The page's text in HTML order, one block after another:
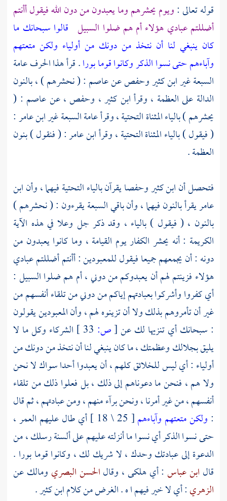
قوله تعالى :ويوم يحشرهم وما يعبدون من دون الله فيقول أأنتم
أضللتم عبادي هؤلاء أم هم ضلوا السبيل قالوا سبحانك ما
كان ينبغي لنا أن نتخذ من دونك من أولياء ولكن متعتهم
وآباءهم حتى نسوا الذكر وكانوا قوما بورا. قرأ هذا الحرف عامة
السبعة غيرابن كثيروحفصعنعاصم : ( نحشرهم ) ، بالنون
الدالة على العظمة ، وقرأابن كثير، وحفص، عنعاصم : (
يحشرهم ) بالياء المثناة التحتية ، وقرأ عامة السبعة غيرابن عامر:
( فيقول ) بالياء المثناة التحتية ، وقرأابن عامر: ( فنقول ) بنون
العظمة .
فتحصل أنابن كثيروحفصايقرآن بالياء التحتية فيهما ، وأنابن
عامريقرأ بالنون فيهما ، وأن باقي السبعة يقرءون : ( نحشرهم )
بالنون ، ( فيقول ) بالياء ، وقد ذكر جل وعلا في هذه الآية
الكريمة : أنه يحشر الكفار يوم القيامة ، وما كانوا يعبدون من
دونه : أن يجمعهم جميعا فيقول للمعبودين : أأنتم أضللتم عبادي
هؤلاء فزينتم لهم أن يعبدوكم من دوني ، أم هم ضلوا السبيل :
أي كفروا وأشركوا بعبادتهم إياكم من دوني من تلقاء أنفسهم من
غير أن تأمروهم بذلك ولا أن تزينوه لهم ، وأن المعبودين يقولون
: سبحانك أي تنزيها لك عن[ص:
الشركاء وكل ما لا
يليق بجلالك وعظمتك ، ما كان ينبغي لنا أن نتخذ من دونك من
أولياء : أي ليس للخلائق كلهم ، أن يعبدوا أحدا سواك لا نحن
ولا هم ، فنحن ما دعوناهم إلى ذلك ، بل فعلوا ذلك من تلقاء
أنفسهم ، من غير أمرنا ، ونحن برآء منهم ، ومن عبادتهم ، ثم قال
: ولكن متعتهم وآباءهم
[ 25 \ 18 ] أي طال عليهم العمر ،
حتى نسوا الذكر أي نسوا ما أنزلته عليهم على ألسنة رسلك ، من
الدعوة إلى عبادتك وحدك ، لا شريك لك ، وكانوا قوما بورا .
قال ابن عباس : أي هلكى ، وقالالحسن البصري ومالكعن
الزهري: أي لا خير فيهم ا ه . الغرض من كلامابن كثير.